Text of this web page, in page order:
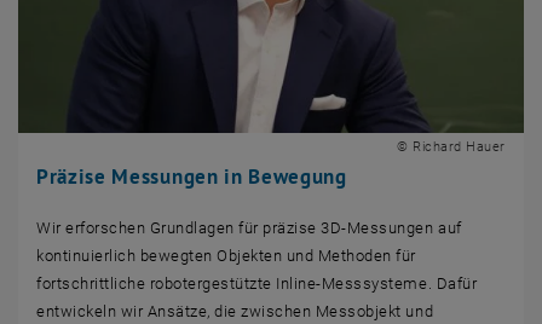
Präzise Messungen in Bewegung
© Richard Hauer
Wir erforschen Grundlagen für präzise 3D-Messungen auf
kontinuierlich bewegten Objekten und Methoden für
fortschrittliche robotergestützte Inline-Messsysteme. Dafür
entwickeln wir Ansätze, die zwischen Messobjekt und